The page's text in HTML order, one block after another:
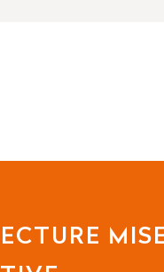
Quelle est la
Est-ce que vous